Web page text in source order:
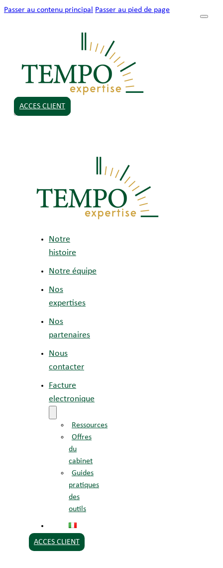
Passer au contenu principal Passer au pied de page
ACCES CLIENT
Notre
histoire
Notre équipe
Nos
expertises
Nos
partenaires
Nous
contacter
Facture
electronique
Ressources
Offres
du
cabinet
Guides
pratiques
des
outils
ACCES CLIENT